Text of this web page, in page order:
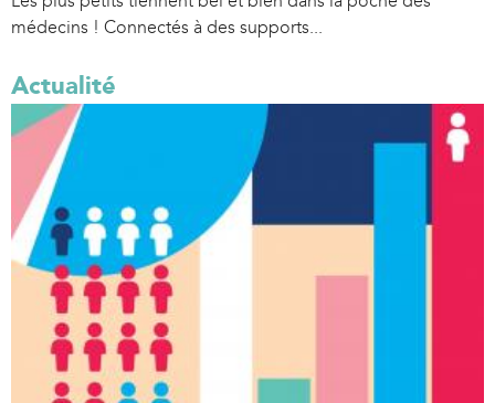
médecins ! Connectés à des supports...
Actualité